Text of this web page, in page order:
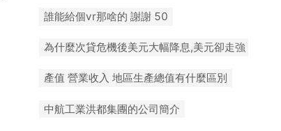
誰能給個vr那啥的 謝謝 50
為什麼次貸危機後美元大幅降息,美元卻走強 10
產值 營業收入 地區生產總值有什麼區別
中航工業洪都集團的公司簡介